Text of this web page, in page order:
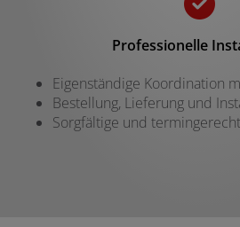
Professionelle
Eigenständige Koordination
Bestellung, Lieferung und
Sorgfältige und